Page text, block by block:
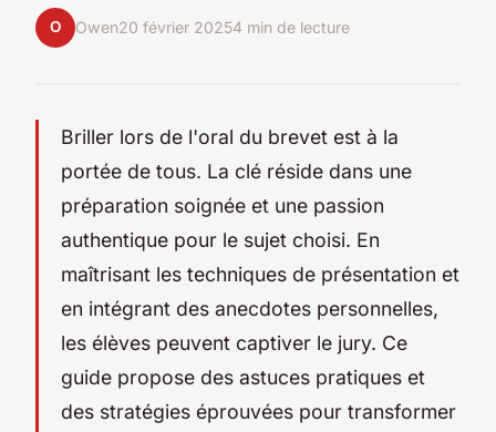
O Owen20 février 20254 min de lecture
Briller lors de l'oral du brevet est à la
portée de tous. La clé réside dans une
préparation soignée et une passion
authentique pour le sujet choisi. En
maîtrisant les techniques de présentation et
en intégrant des anecdotes personnelles,
les élèves peuvent captiver le jury. Ce
guide propose des astuces pratiques et
des stratégies éprouvées pour transformer